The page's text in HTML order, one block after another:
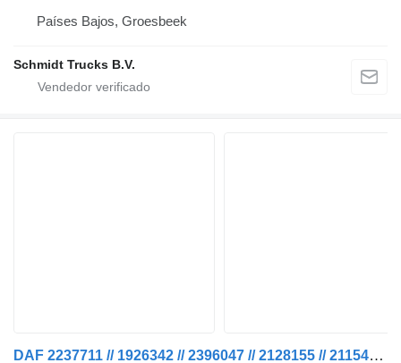
Países Bajos, Groesbeek
Schmidt Trucks B.V.
DAF 2237711 // 1926342 // 2396047 // 2128155 // 2115424 MX 13 340 H1 motor para camión